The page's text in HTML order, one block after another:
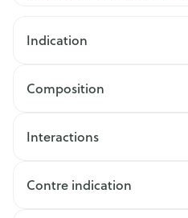
Indication
Composition
Interactions
Contre indication